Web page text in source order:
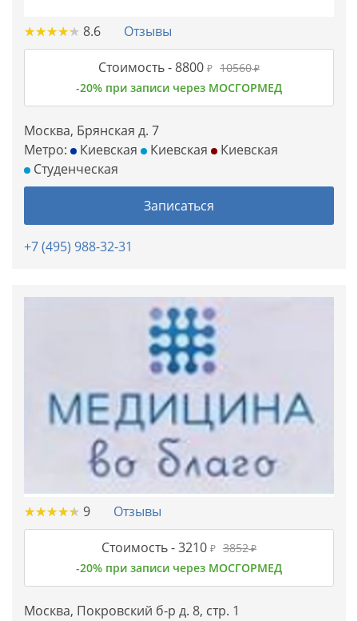
★★★★★
★★★★★ 8.6 Отзывы
Стоимость -8800 ₽ 10560₽
-20% при записи через МОСГОРМЕД
Москва, Брянская д. 7
Метро:
Киевская Киевская
Киевская
Студенческая
Записаться
+7 (495) 988-32-31
★★★★★
★★★★★ 9 Отзывы
Стоимость -3210 ₽ 3852₽
-20% при записи через МОСГОРМЕД
Москва, Покровский б-р д. 8, стр. 1